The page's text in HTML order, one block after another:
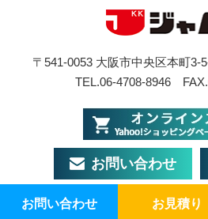
〒541-0053 大阪市中央区本町3-
TEL.06-4708-8946
お問い合わせ
© JABARA Co., Ltd. All
お問い合わせ お見積り